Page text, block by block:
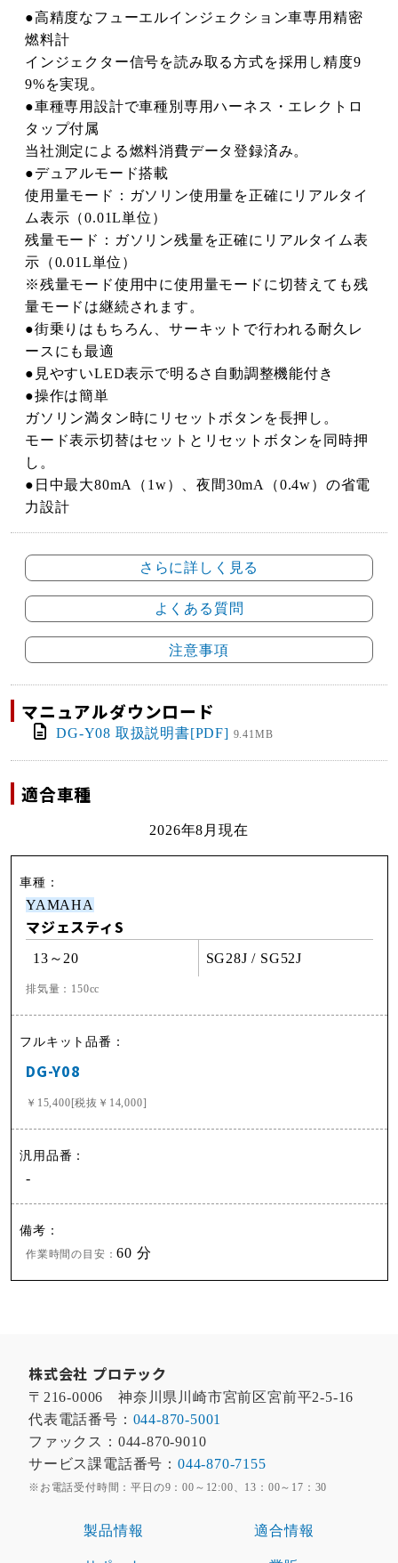
●高精度なフューエルインジェクション車専用精密
燃料計
インジェクター信号を読み取る方式を採用し精度9
9%を実現。
●車種専用設計で車種別専用ハーネス・エレクトロ
タップ付属
当社測定による燃料消費データ登録済み。
●デュアルモード搭載
使用量モード：ガソリン使用量を正確にリアルタイ
ム表示（0.01L単位）
残量モード：ガソリン残量を正確にリアルタイム表
示（0.01L単位）
※残量モード使用中に使用量モードに切替えても残
量モードは継続されます。
●街乗りはもちろん、サーキットで行われる耐久レ
ースにも最適
●見やすいLED表示で明るさ自動調整機能付き
●操作は簡単
ガソリン満タン時にリセットボタンを長押し。
モード表示切替はセットとリセットボタンを同時押
し。
●日中最大80mA（1w）、夜間30mA（0.4w）の省電
力設計
さらに詳しく見る
よくある質問
注意事項
マニュアルダウンロード
DG-Y08 取扱説明書[PDF] 9.41MB
適合車種
2026年8月現在
YAMAHA
マジェスティS
13～20 SG28J / SG52J
排気量：150cc
DG-Y08
￥15,400[税抜￥14,000]
-
作業時間の目安：60 分
株式会社 プロテック
〒216-0006 神奈川県川崎市宮前区宮前平2-5-16
代表電話番号： 044-870-5001
ファックス：044-870-9010
サービス課電話番号： 044-870-7155
※お電話受付時間：平日の9：00～12:00、13：00～17：30
製品情報 適合情報